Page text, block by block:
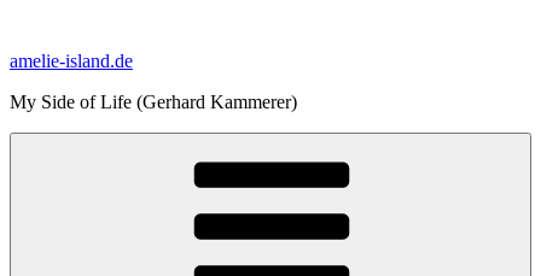
springen
amelie-island.de
My Side of Life (Gerhard Kammerer)